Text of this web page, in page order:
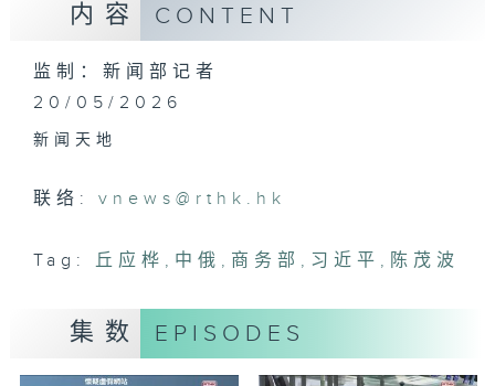
内容 CONTENT
监制：新闻部记者
20/05/2026
新闻天地
联络:vnews@rthk.hk
Tag: 丘应桦 , 中俄 , 商务部 , 习近平 , 陈茂波
集数 EPISODES